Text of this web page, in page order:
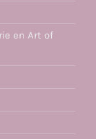
en Art of